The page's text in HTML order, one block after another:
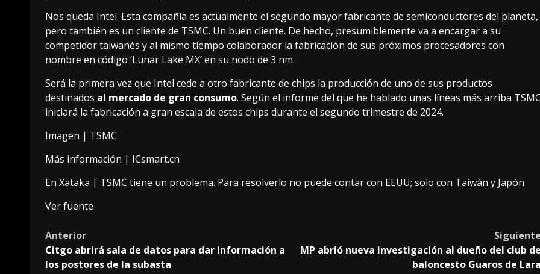
Nos queda Intel. Esta compañía es actualmente el segundo mayor fabricante de semiconductores del planeta,
pero también es un cliente de TSMC. Un buen cliente. De hecho, presumiblemente va a encargar a su
competidor taiwanés y al mismo tiempo colaborador la fabricación de sus próximos procesadores con
nombre en código ‘Lunar Lake MX’ en su nodo de 3 nm.
Será la primera vez que Intel cede a otro fabricante de chips la producción de uno de sus productos
destinados al mercado de gran consumo. Según el informe del que he hablado unas líneas más arriba
iniciará la fabricación a gran escala de estos chips durante el segundo trimestre de 2024.
Imagen | TSMC
Más información | ICsmart.cn
En Xataka | TSMC tiene un problema. Para resolverlo no puede contar con EEUU; solo con Taiwán y Japón
Ver fuente
Post
navigation
Anterior
Citgo abrirá sala de datos para dar información a
los postores de la subasta
MP abrió nueva investigación al dueño del club
baloncesto Guaros de